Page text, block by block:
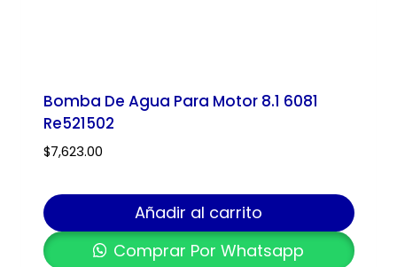
Bomba De Agua Para Motor 8.1 6081
Re521502
$7,623.00
Añadir al carrito
Comprar Por Whatsapp